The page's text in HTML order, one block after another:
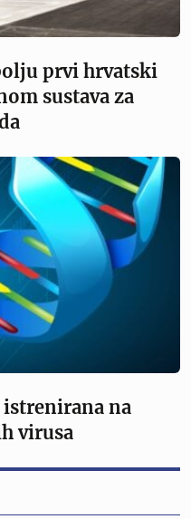
prvi hrvatski
sustava za
na
virusa